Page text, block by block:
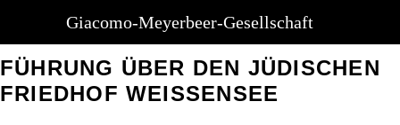
Giacomo-Meyerbeer-Gesellschaft
« Alle Veranstaltungen
FÜHRUNG ÜBER DEN JÜDISCHEN
FRIEDHOF WEISSENSEE